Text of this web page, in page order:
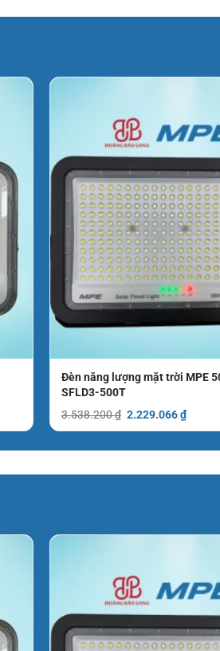
Đèn năng lượng mặt trời MPE
SFLD3-500T
3.538.200₫ Giá
3.538.200 ₫.
2.229.066₫Giá
hiện
là: